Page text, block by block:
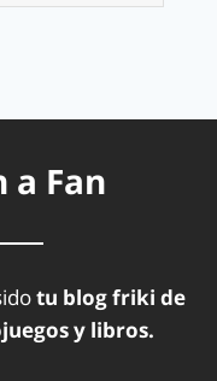
a Fan
tu blog friki de
y libros.